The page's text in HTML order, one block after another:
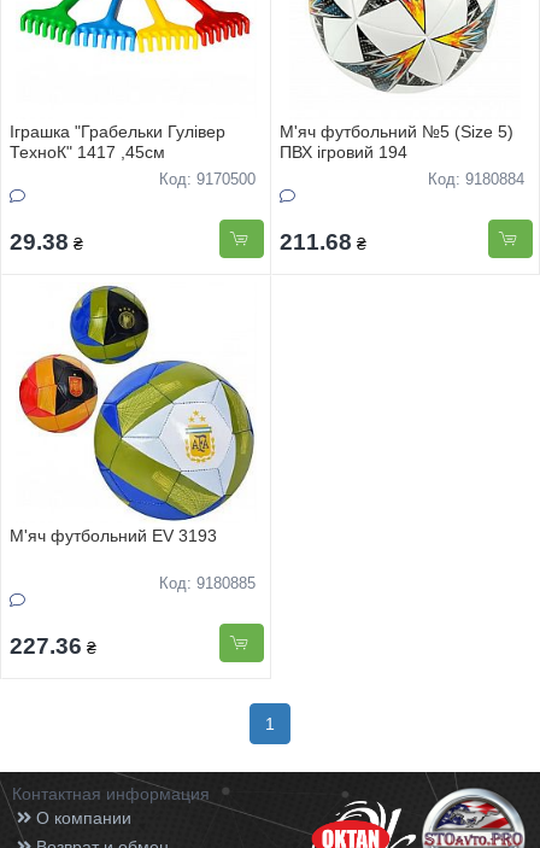
Іграшка "Грабельки Гулівер
ТехноК" 1417 ,45см
Код: 9170500
29.38 ₴
М'яч футбольний №5 (Size 5)
ПВХ ігровий 194
Код: 9180884
211.68 ₴
М'яч футбольний EV 3193
Код: 9180885
227.36 ₴
1
Контактная информация
О компании